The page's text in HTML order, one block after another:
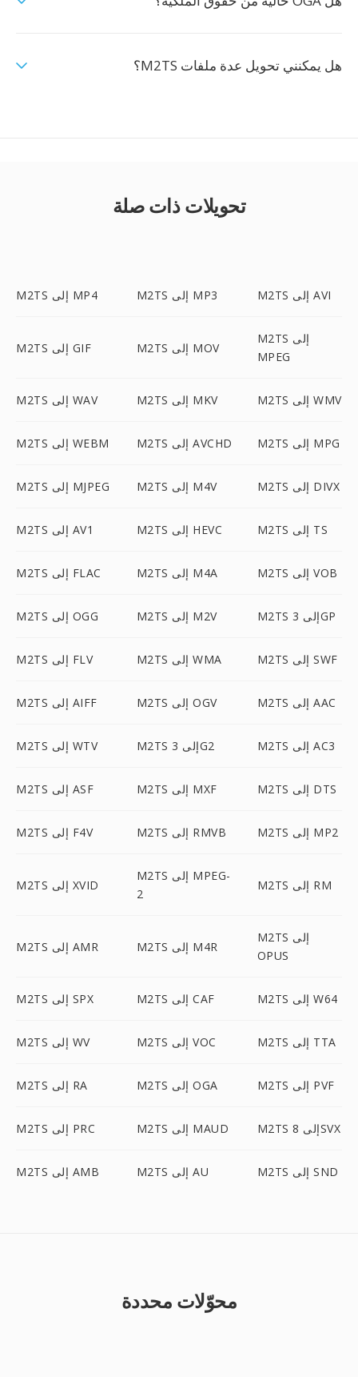
هل يمكنني تحويل عدة ملفات M2TS؟
تحويلات ذات صلة
M2TS إلى MP4 M2TS إلى MP3 M2TS إلى AVI
M2TS إلى GIF M2TS إلى MOV
M2TS إلى
MPEG
M2TS إلى WAV M2TS إلى MKV M2TS إلى WMV
M2TS إلى WEBM M2TS إلى AVCHD M2TS إلى MPG
M2TS إلى MJPEG M2TS إلى M4V M2TS إلى DIVX
M2TS إلى AV1 M2TS إلى HEVC M2TS إلى TS
M2TS إلى FLAC M2TS إلى M4A M2TS إلى VOB
M2TS إلى OGG M2TS إلى M2V M2TS إلى 3GP
M2TS إلى FLV M2TS إلى WMA M2TS إلى SWF
M2TS إلى AIFF M2TS إلى OGV M2TS إلى AAC
M2TS إلى WTV M2TS إلى 3G2 M2TS إلى AC3
M2TS إلى ASF M2TS إلى MXF M2TS إلى DTS
M2TS إلى F4V M2TS إلى RMVB M2TS إلى MP2
M2TS إلى XVID
M2TS إلى MPEG-
2
M2TS إلى RM
M2TS إلى AMR M2TS إلى M4R
M2TS إلى
OPUS
M2TS إلى SPX M2TS إلى CAF M2TS إلى W64
M2TS إلى WV M2TS إلى VOC M2TS إلى TTA
M2TS إلى RA M2TS إلى OGA M2TS إلى PVF
M2TS إلى PRC M2TS إلى MAUD M2TS إلى 8SVX
M2TS إلى AMB M2TS إلى AU M2TS إلى SND
محوّلات محددة